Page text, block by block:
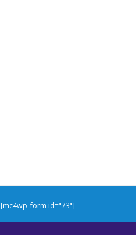
[mc4wp_form id="73"]